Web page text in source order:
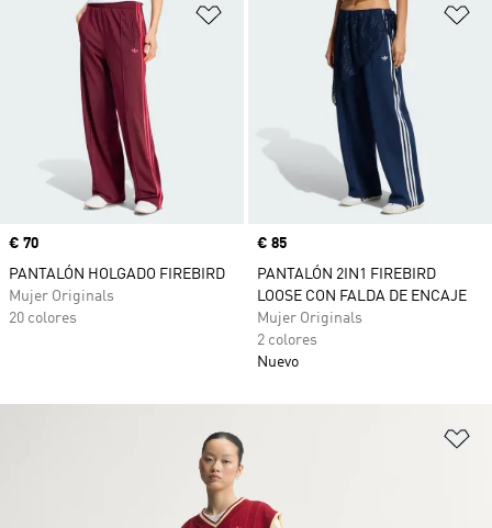
Añadir a la lista de deseos
Precio
€ 70
PANTALÓN HOLGADO FIREBIRD
Mujer Originals
20 colores
Precio
€ 85
PANTALÓN 2IN1 FIREBIRD
LOOSE CON FALDA DE ENCAJE
Mujer Originals
2 colores
Nuevo